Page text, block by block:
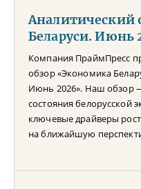
Аналитический
Беларуси. Июнь
Компания ПраймПресс
обзор «Экономика
Июнь 2026». Наш обзор
состояния белорусской
ключевые драйверы
на ближайшую